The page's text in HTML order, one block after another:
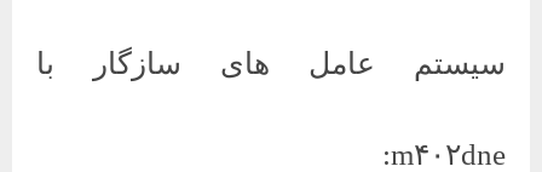
سیستم عامل های سازگار با
m۴۰۲dne: